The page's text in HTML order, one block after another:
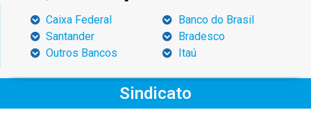
Caixa Federal
Santander
Outros Bancos
Banco do Brasil
Bradesco
Itaú
Sindicato